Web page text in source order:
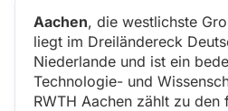
Aachen, die westlichste
liegt im Dreiländereck
Niederlande und ist ein
Technologie- und
RWTH Aachen zählt zu den